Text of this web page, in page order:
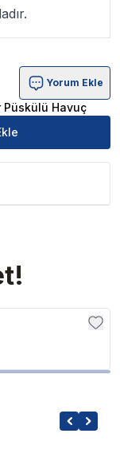
Ürün
Yorum Ekle
Püskülü Havuç